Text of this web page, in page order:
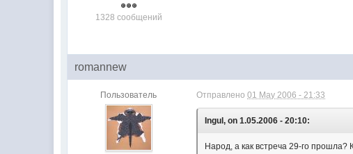
1328 сообщений
romannew
Пользователь Отправлено01 May 2006 - 21:33
Ingul, on 1.05.2006 - 20:10:
Народ, а как встреча 29-го прошла?